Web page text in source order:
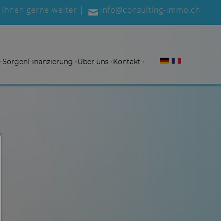
gerne weiter | info@consulting-immo.ch
SorgenFinanzierung Über uns Kontakt